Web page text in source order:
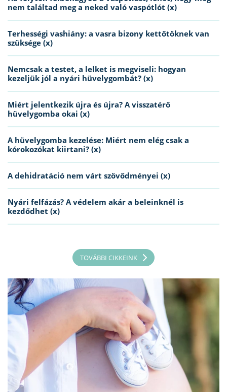
nem találtad meg a neked való vaspótlót (x)
Terhességi vashiány: a vasra bizony kettőtöknek van
szüksége (x)
Nemcsak a testet, a lelket is megviseli: hogyan
kezeljük jól a nyári hüvelygombát? (x)
Miért jelentkezik újra és újra? A visszatérő
hüvelygomba okai (x)
A hüvelygomba kezelése: Miért nem elég csak a
kórokozókat kiirtani? (x)
A dehidratáció nem várt szövődményei (x)
Nyári felfázás? A védelem akár a beleinknél is
kezdődhet (x)
TOVÁBBI CIKKEINK